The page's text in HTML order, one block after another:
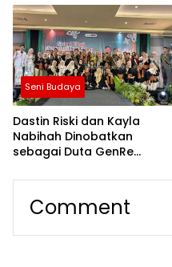
Seni Budaya
Dastin Riski dan Kayla
Nabihah Dinobatkan
sebagai Duta GenRe
Agen Perubahan Remaja
Comment